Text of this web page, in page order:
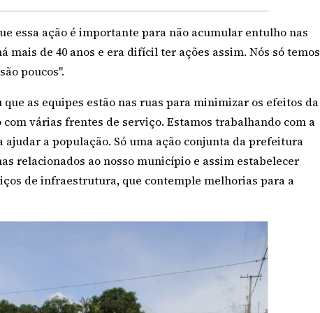
essa ação é importante para não acumular entulho nas
de 40 anos e era difícil ter ações assim. Nós só temos
poucos".
as equipes estão nas ruas para minimizar os efeitos da
várias frentes de serviço. Estamos trabalhando com a
a população. Só uma ação conjunta da prefeitura
relacionados ao nosso município e assim estabelecer
de infraestrutura, que contemple melhorias para a